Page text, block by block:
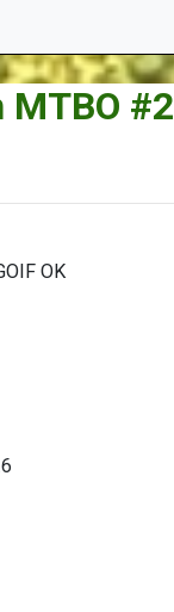
MTBO #2
OK